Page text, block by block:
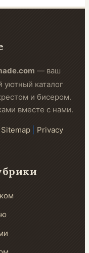
— ваш
уютный каталог
и бисером.
вместе с нами.
Sitemap Privacy